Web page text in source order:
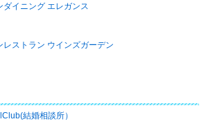
ダイニング エレガンス
レストラン ウインズガーデン
結婚相談所）